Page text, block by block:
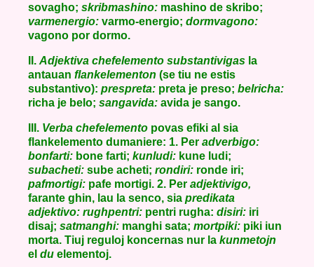
sovagho; skribmashino: mashino de skribo;
varmenergio: varmo-energio; dormvagono:
vagono por dormo.
II. Adjektiva chefelemento substantivigas la
antauan flankelementon (se tiu ne estis
substantivo): prespreta: preta je preso; belricha:
richa je belo; sangavida: avida je sango.
III. Verba chefelemento povas efiki al sia
flankelemento dumaniere: 1. Per adverbigo:
bonfarti: bone farti; kunludi: kune ludi;
subacheti: sube acheti; rondiri: ronde iri;
pafmortigi: pafe mortigi. 2. Per adjektivigo,
farante ghin, lau la senco, sia predikata
adjektivo: rughpentri: pentri rugha: disiri: iri
disaj; satmanghi: manghi sata; mortpiki: piki iun
morta. Tiuj reguloj koncernas nur la kunmetojn
el du elementoj.